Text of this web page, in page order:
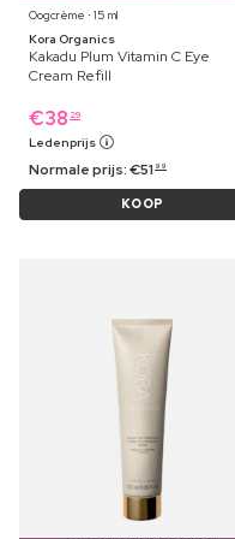
Oogcrème ⋅ 15 ml
Kora Organics
Kakadu Plum Vitamin C Eye
Cream Refill
€38 29
Ledenprijs
Normale prijs:€51 99
KOOP